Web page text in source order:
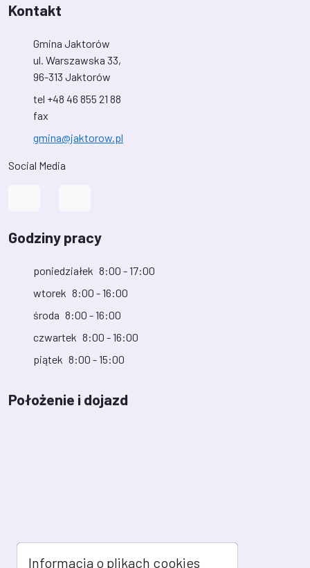
Kontakt
Gmina Jaktorów
ul. Warszawska 33,
96-313 Jaktorów
tel +48 46 855 21 88
fax
gmina@jaktorow.pl
Social Media
Godziny pracy
poniedziałek 8:00 - 17:00
wtorek 8:00 - 16:00
środa 8:00 - 16:00
czwartek 8:00 - 16:00
piątek 8:00 - 15:00
Położenie i dojazd
Informacja o plikach cookies